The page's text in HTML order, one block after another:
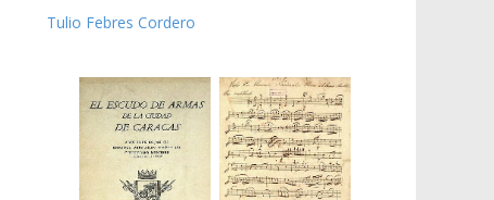
Tulio Febres Cordero